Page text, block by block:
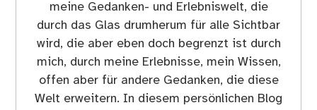
meine Gedanken- und Erlebniswelt, die
durch das Glas drumherum für alle Sichtbar
wird, die aber eben doch begrenzt ist durch
mich, durch meine Erlebnisse, mein Wissen,
offen aber für andere Gedanken, die diese
Welt erweitern. In diesem persönlichen Blog